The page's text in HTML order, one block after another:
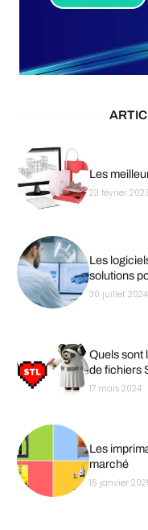
Les
23 février 2023
Les
solutions
30 juillet 2024
Quels sont
de fichiers
17 mars 2024
Les
marché
16 janvier